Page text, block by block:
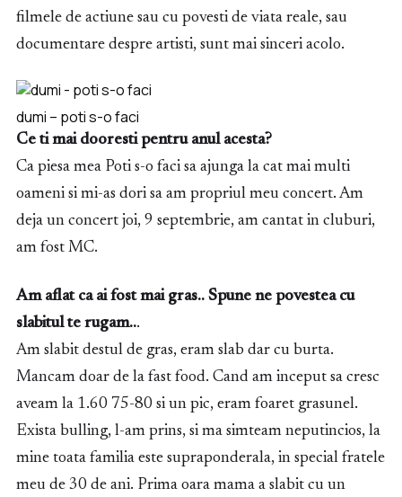
filmele de actiune sau cu povesti de viata reale, sau
documentare despre artisti, sunt mai sinceri acolo.
dumi – poti s-o faci
Ce ti mai dooresti pentru anul acesta?
Ca piesa mea Poti s-o faci sa ajunga la cat mai multi
oameni si mi-as dori sa am propriul meu concert. Am
deja un concert joi, 9 septembrie, am cantat in cluburi,
am fost MC.
Am aflat ca ai fost mai gras.. Spune ne povestea cu
slabitul te rugam...
Am slabit destul de gras, eram slab dar cu burta.
Mancam doar de la fast food. Cand am inceput sa cresc
aveam la 1.60 75-80 si un pic, eram foaret grasunel.
Exista bulling, l-am prins, si ma simteam neputincios, la
mine toata familia este supraponderala, in special fratele
meu de 30 de ani. Prima oara mama a slabit cu un